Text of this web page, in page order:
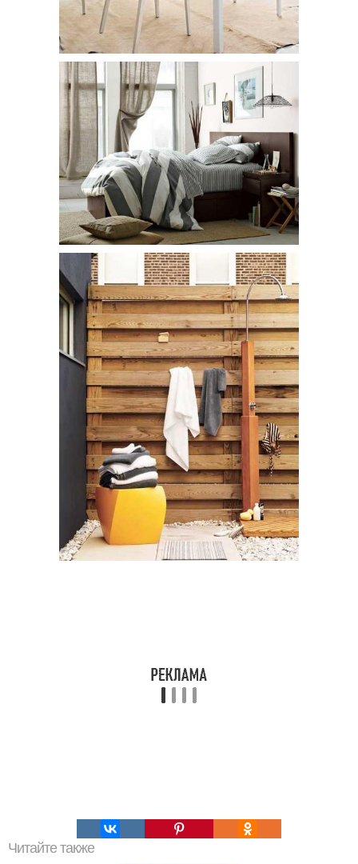
Читайте также